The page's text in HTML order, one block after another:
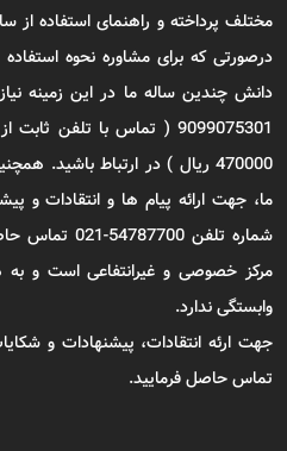
مختلف پرداخته و راهنمای استفاده از
درصورتی که برای مشاوره نحوه
دانش چندین ساله ما در این زمینه
9099075301 ( تماس با
470000 ریال ) در ارتباط باشید.
ما، جهت ارائه پیام ها و انتقادات و
شماره تلفن
مرکز خصوصی و غیرانتفاعی است و
وابستگی ندارد.
تماس حاصل فرمایید.